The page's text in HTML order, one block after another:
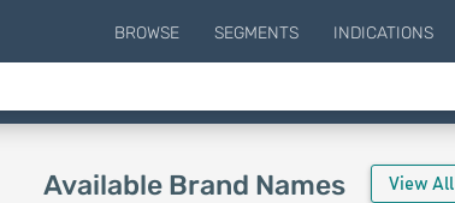
BROWSE SEGMENTS INDICATIONS
Available Brand Names View All